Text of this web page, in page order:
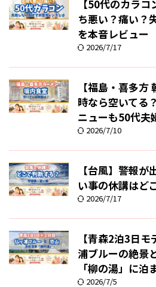
【50代のカラ
ち悪い？痛い？
を本音レビュー
2026/7/17
【福島・喜多
時なら空いてる
ニューも50代夫
2026/7/10
【台風】警報
い事の休講はど
2026/7/17
【青森2泊3日
浦ブルーの絶景
「柳の湯」に
2026/7/5